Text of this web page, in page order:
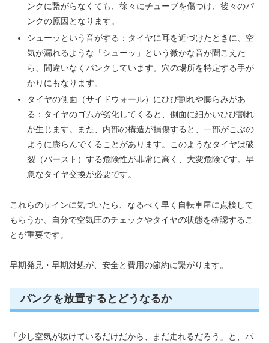
ンクに繋がらなくても、徐々にチューブを傷つけ、後々のパ
ンクの原因となります。
シューッという音がする：タイヤに耳を近づけたときに、空
気が漏れるような「シューッ」という微かな音が聞こえた
ら、間違いなくパンクしています。穴の場所を特定する手が
かりにもなります。
タイヤの側面（サイドウォール）にひび割れや膨らみがあ
る：タイヤのゴムが劣化してくると、側面に細かいひび割れ
が生じます。また、内部の構造が損傷すると、一部がこぶの
ように膨らんでくることがあります。このようなタイヤは破
裂（バースト）する危険性が非常に高く、大変危険です。早
急なタイヤ交換が必要です。
これらのサインに気づいたら、なるべく早く自転車屋に点検して
もらうか、自分で空気圧のチェックやタイヤの状態を確認するこ
とが重要です。
早期発見・早期対処が、安全と費用の節約に繋がります。
パンクを放置するとどうなるか
「少し空気が抜けているだけだから、まだ走れるだろう」と、パ